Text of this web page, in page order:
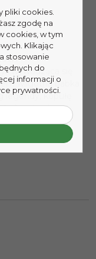
wywodząca się
wilgotna babka
kopułę
pełen jest
oraz
świąt Bożego
pliki cookies.
zgodę na
cookies, w tym
Klikając
stosowanie
do
informacji o
prywatności.